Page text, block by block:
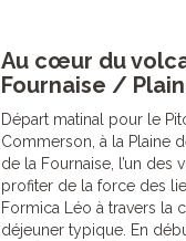
Au cœur du
Fournaise /
Départ matinal pour le
Commerson, à la Plaine
de la Fournaise, l’un
profiter de la force des
Formica Léo à travers la
déjeuner typique. En